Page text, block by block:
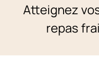
Atteignez
repas